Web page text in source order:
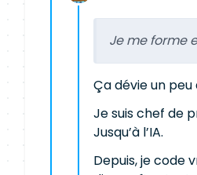
Je me forme
Ça dévie un
Je suis chef de
Jusqu’à l’IA.
Depuis, je code